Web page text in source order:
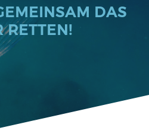
DAS
RETTEN!